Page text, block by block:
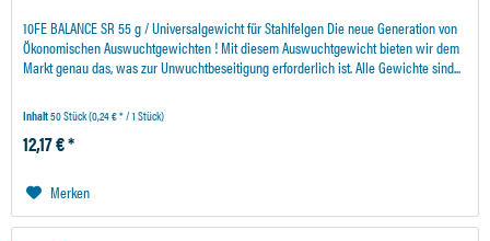
10FE BALANCE SR 55 g / Universalgewicht für Stahlfelgen Die neue Generation von
Ökonomischen Auswuchtgewichten ! Mit diesem Auswuchtgewicht bieten wir dem
Markt genau das, was zur Unwuchtbeseitigung erforderlich ist. Alle Gewichte sind...
Inhalt50 Stück(0,24 € * / 1 Stück)
12,17 € *
Merken